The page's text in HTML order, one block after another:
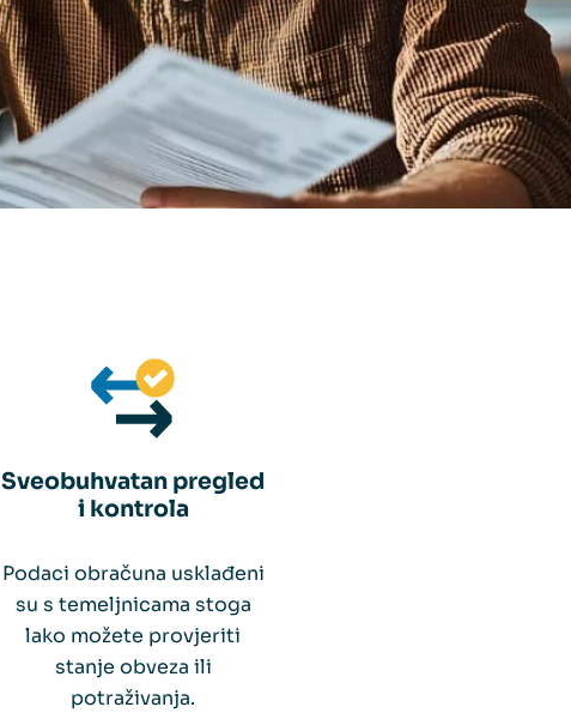
Sveobuhvatan pregled
i kontrola
Podaci obračuna usklađeni
su s temeljnicama stoga
lako možete provjeriti
stanje obveza ili
potraživanja.